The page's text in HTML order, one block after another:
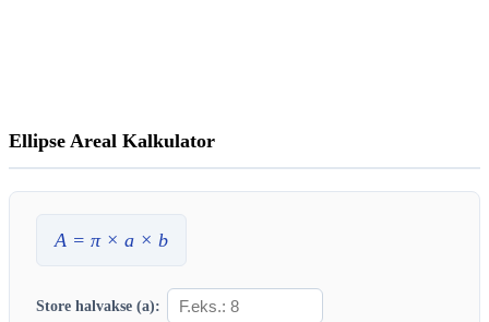
Ellipse Areal Kalkulator
A = π × a × b
Store halvakse (a):